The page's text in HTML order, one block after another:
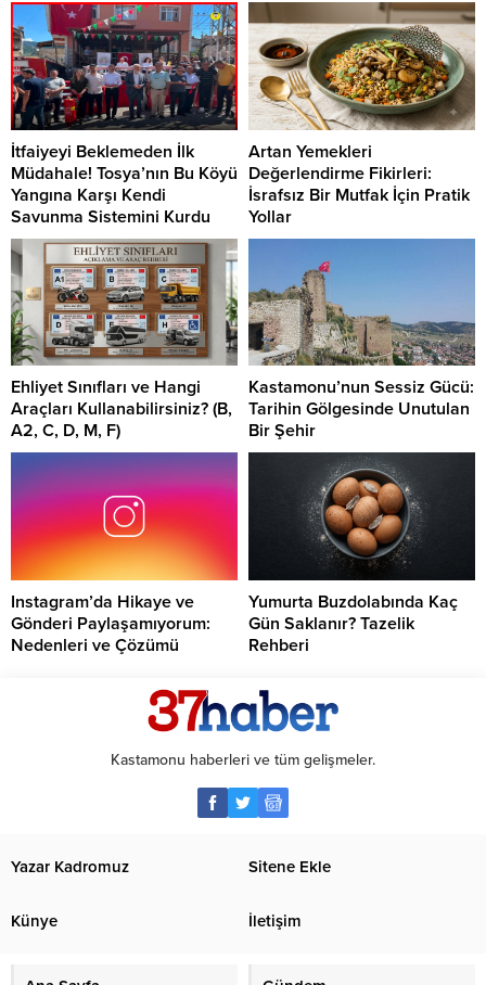
İtfaiyeyi Beklemeden İlk
Müdahale! Tosya’nın Bu Köyü
Yangına Karşı Kendi
Savunma Sistemini Kurdu
Artan Yemekleri
Değerlendirme Fikirleri:
İsrafsız Bir Mutfak İçin Pratik
Yollar
Ehliyet Sınıfları ve Hangi
Araçları Kullanabilirsiniz? (B,
A2, C, D, M, F)
Kastamonu’nun Sessiz Gücü:
Tarihin Gölgesinde Unutulan
Bir Şehir
Instagram’da Hikaye ve
Gönderi Paylaşamıyorum:
Nedenleri ve Çözümü
Yumurta Buzdolabında Kaç
Gün Saklanır? Tazelik
Rehberi
Kastamonu haberleri ve tüm gelişmeler.
Yazar Kadromuz Sitene Ekle
Künye İletişim